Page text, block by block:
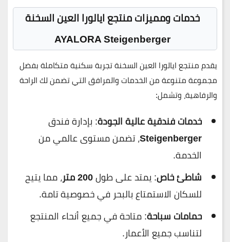
خدمات ومميزات منتجع ايالورا العين السخنة
AYALORA Steigenberger
يقدممنتجع ايالورا العين السخنةتجربة سكنية متكاملة بفضل
مجموعة متنوعة من الخدمات والمرافق التي تضمن لك الراحة
والرفاهية، وتشمل:
خدمات فندقية عالية الجودة: بإدارة فندق
Steigenberger، تضمن مستوى عالمي من
الخدمة.
شاطئ خاص: يمتد على طول200 متر
، مما يتيح
للسكان الاستمتاع بالبحر في خصوصية تامة.
حمامات سباحة: متاحة في جميع أنحاء المنتجع
لتناسب جميع الأعمار.